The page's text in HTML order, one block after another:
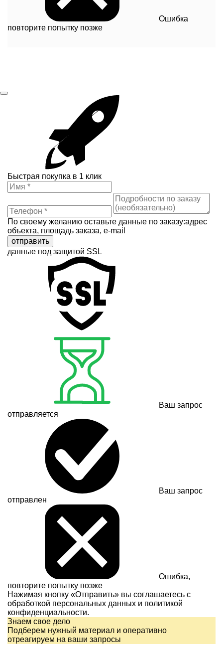
Ошибка
повторите попытку позже
Быстрая покупка в 1 клик
По своему желанию оставьте данные по заказу:адрес
объекта, площадь заказа, e-mail
отправить
данные под защитой SSL
Ваш запрос
отправляется
Ваш запрос
отправлен
Ошибка,
повторите попытку позже
Нажимая кнопку «Отправить» вы соглашаетесь с
обработкой персональных данных и политикой
конфиденциальности.
Знаем свое дело
Подберем нужный материал и оперативно
отреагируем на ваши запросы